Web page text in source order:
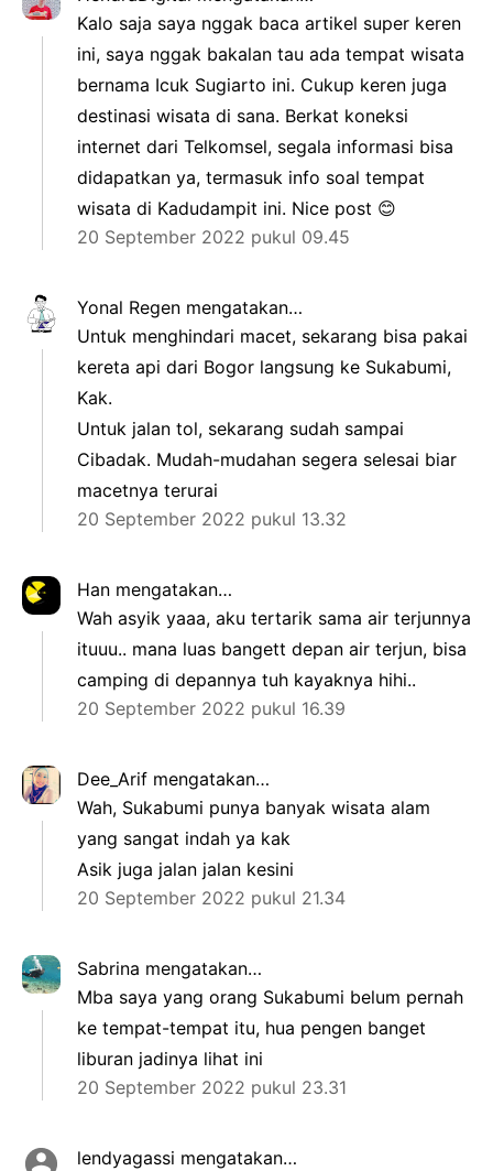
Kalo saja saya nggak baca artikel super keren
ini, saya nggak bakalan tau ada tempat wisata
bernama Icuk Sugiarto ini. Cukup keren juga
destinasi wisata di sana. Berkat koneksi
internet dari Telkomsel, segala informasi bisa
didapatkan ya, termasuk info soal tempat
wisata di Kadudampit ini. Nice post 😊
20 September 2022 pukul 09.45
Yonal Regen mengatakan…
Untuk menghindari macet, sekarang bisa pakai
kereta api dari Bogor langsung ke Sukabumi,
Kak.
Untuk jalan tol, sekarang sudah sampai
Cibadak. Mudah-mudahan segera selesai biar
macetnya terurai
20 September 2022 pukul 13.32
Han mengatakan…
Wah asyik yaaa, aku tertarik sama air terjunnya
ituuu.. mana luas bangett depan air terjun, bisa
camping di depannya tuh kayaknya hihi..
20 September 2022 pukul 16.39
Dee_Arif mengatakan…
Wah, Sukabumi punya banyak wisata alam
yang sangat indah ya kak
Asik juga jalan jalan kesini
20 September 2022 pukul 21.34
Sabrina mengatakan…
Mba saya yang orang Sukabumi belum pernah
ke tempat-tempat itu, hua pengen banget
liburan jadinya lihat ini
20 September 2022 pukul 23.31
lendyagassi mengatakan…